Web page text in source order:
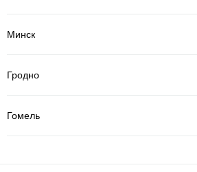
Минск
Гродно
Гомель